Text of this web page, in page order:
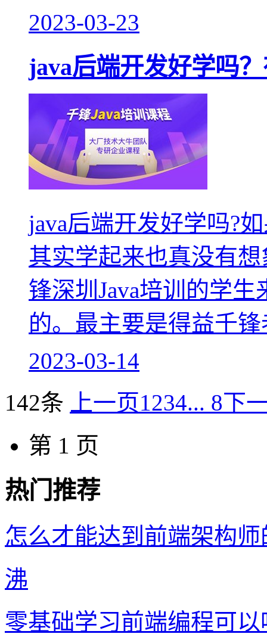
2023-03-23
java后端开发好学吗
java后端开发好学吗?
其实学起来也真没有
锋深圳Java培训的学
的。最主要是得益千
2023-03-14
142条
上一页1234... 8下
第 1 页
热门推荐
怎么才能达到前端架构
沸
零基础学习前端编程可以